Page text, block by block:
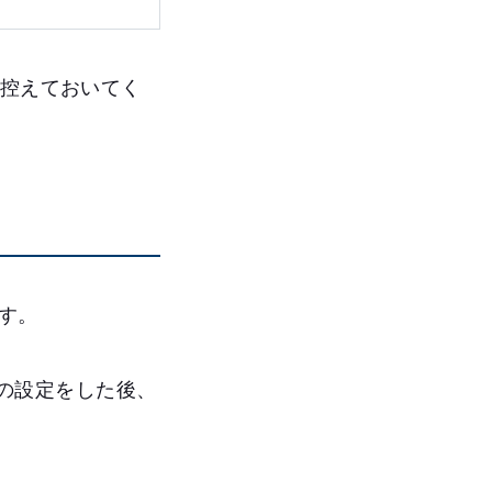
えておいてく
。
定をした後、